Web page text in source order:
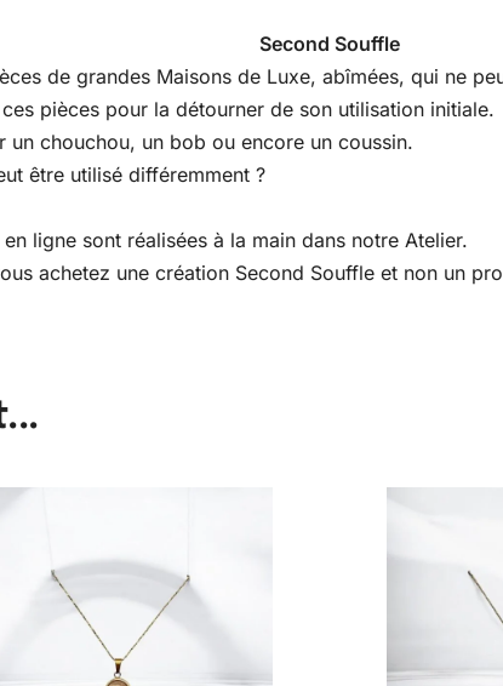
Second Souffle
de grandes Maisons de Luxe, abîmées, qui ne
pièces pour la détourner de son utilisation initiale.
chouchou, un bob ou encore un coussin.
être utilisé différemment ?
ligne sont réalisées à la main dans notre Atelier.
achetez une création Second Souffle et non un